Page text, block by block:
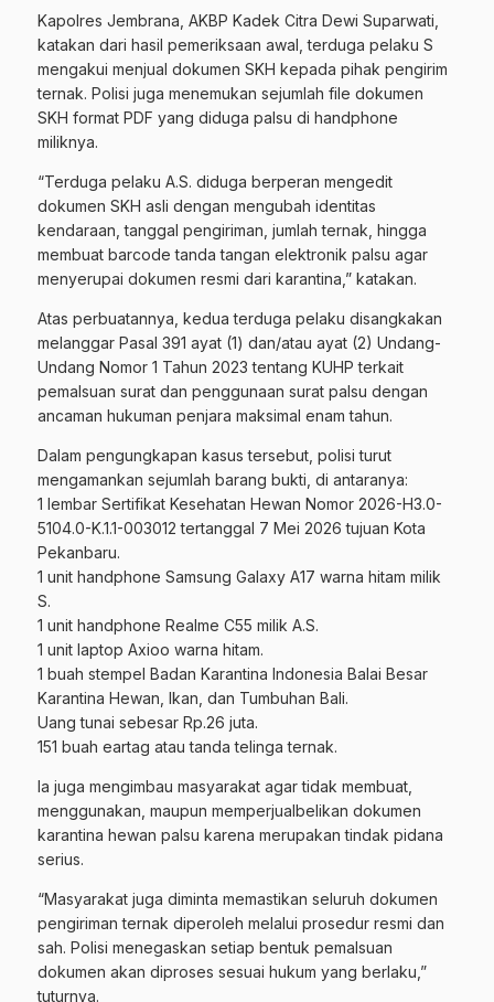
Kapolres Jembrana, AKBP Kadek Citra Dewi Suparwati,
katakan dari hasil pemeriksaan awal, terduga pelaku S
mengakui menjual dokumen SKH kepada pihak pengirim
ternak. Polisi juga menemukan sejumlah file dokumen
SKH format PDF yang diduga palsu di handphone
miliknya.
“Terduga pelaku A.S. diduga berperan mengedit
dokumen SKH asli dengan mengubah identitas
kendaraan, tanggal pengiriman, jumlah ternak, hingga
membuat barcode tanda tangan elektronik palsu agar
menyerupai dokumen resmi dari karantina,” katakan.
Atas perbuatannya, kedua terduga pelaku disangkakan
melanggar Pasal 391 ayat (1) dan/atau ayat (2) Undang-
Undang Nomor 1 Tahun 2023 tentang KUHP terkait
pemalsuan surat dan penggunaan surat palsu dengan
ancaman hukuman penjara maksimal enam tahun.
Dalam pengungkapan kasus tersebut, polisi turut
mengamankan sejumlah barang bukti, di antaranya:
1 lembar Sertifikat Kesehatan Hewan Nomor 2026-H3.0-
5104.0-K.1.1-003012 tertanggal 7 Mei 2026 tujuan Kota
Pekanbaru.
1 unit handphone Samsung Galaxy A17 warna hitam milik
S.
1 unit handphone Realme C55 milik A.S.
1 unit laptop Axioo warna hitam.
1 buah stempel Badan Karantina Indonesia Balai Besar
Karantina Hewan, Ikan, dan Tumbuhan Bali.
Uang tunai sebesar Rp.26 juta.
151 buah eartag atau tanda telinga ternak.
Ia juga mengimbau masyarakat agar tidak membuat,
menggunakan, maupun memperjualbelikan dokumen
karantina hewan palsu karena merupakan tindak pidana
serius.
“Masyarakat juga diminta memastikan seluruh dokumen
pengiriman ternak diperoleh melalui prosedur resmi dan
sah. Polisi menegaskan setiap bentuk pemalsuan
dokumen akan diproses sesuai hukum yang berlaku,”
tuturnya.